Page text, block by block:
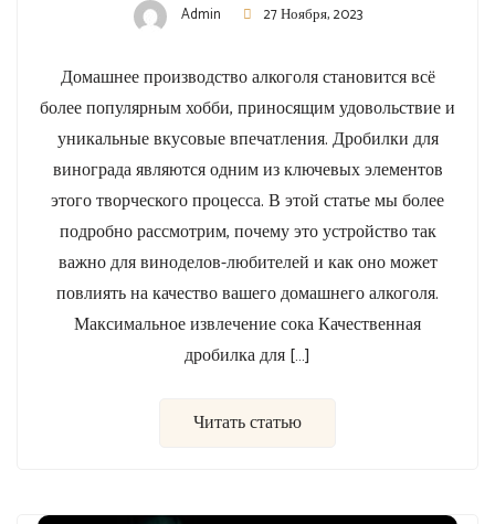
Admin 27 Ноября, 2023
Домашнее производство алкоголя становится всё
более популярным хобби, приносящим удовольствие и
уникальные вкусовые впечатления. Дробилки для
винограда являются одним из ключевых элементов
этого творческого процесса. В этой статье мы более
подробно рассмотрим, почему это устройство так
важно для виноделов-любителей и как оно может
повлиять на качество вашего домашнего алкоголя.
Максимальное извлечение сока Качественная
дробилка для […]
Читать статью